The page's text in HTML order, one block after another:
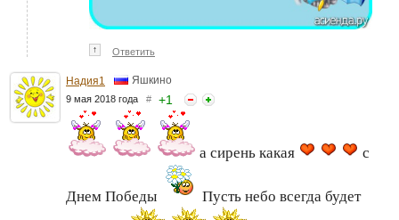
↑ Ответить
Надия1 Яшкино
9 мая 2018 года # +1
а сирень какая с
Днем Победы Пусть небо всегда будет